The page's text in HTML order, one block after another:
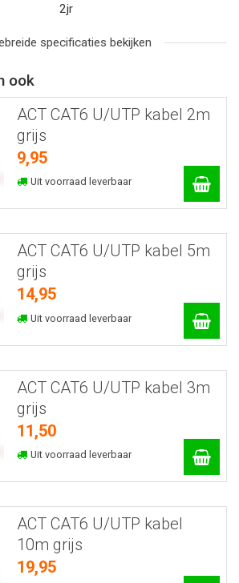
2jr
specificaties bekijken
ook
ACT CAT6 U/UTP kabel 2m
grijs
9,95
Uit voorraad leverbaar
ACT CAT6 U/UTP kabel 5m
grijs
14,95
Uit voorraad leverbaar
ACT CAT6 U/UTP kabel 3m
grijs
11,50
Uit voorraad leverbaar
ACT CAT6 U/UTP kabel
10m grijs
19,95